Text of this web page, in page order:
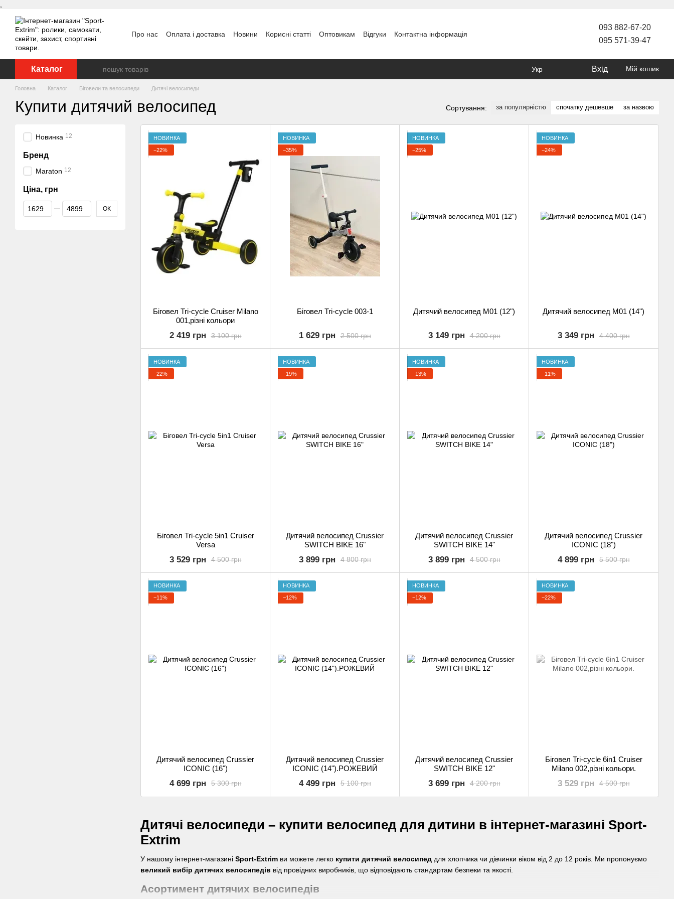
Перейти до основного контенту
Про нас Оплата і доставка Новини Кориcні статті Оптовикам Відгуки Контактна інформація
093 882-67-20
095 571-39-47
Каталог Укр Вхід Мій кошик
Головна Каталог Біговели та велосипеди Дитячі велосипеди
Купити дитячий велосипед Сортування: за популярністю спочатку дешевше за назвою
Дитячі велосипеди – купити велосипед для дитини в інтернет-магазині Sport-
Extrim
У нашому інтернет-магазині Sport-Extrim ви можете легко купити дитячий велосипед для хлопчика чи дівчинки віком від 2 до 12 років. Ми пропонуємо
великий вибір дитячих велосипедів від провідних виробників, що відповідають стандартам безпеки та якості.
Асортимент дитячих велосипедів
НОВИНКА
−22%
Біговел Tri-cycle Cruiser Milano
001,різні кольори
3 100 грн
2 419 грн
НОВИНКА
−35%
Біговел Tri-cycle 003-1
2 500 грн
1 629 грн
НОВИНКА
−25%
Дитячий велосипед M01 (12")
4 200 грн
3 149 грн
НОВИНКА
−24%
Дитячий велосипед M01 (14")
4 400 грн
3 349 грн
НОВИНКА
−22%
Біговел Tri-cycle 5in1 Cruiser
Versa
4 500 грн
3 529 грн
НОВИНКА
−19%
Дитячий велосипед Crussier
SWITCH BIKE 16"
4 800 грн
3 899 грн
НОВИНКА
−13%
Дитячий велосипед Crussier
SWITCH BIKE 14"
4 500 грн
3 899 грн
НОВИНКА
−11%
Дитячий велосипед Crussier
ICONIC (18")
5 500 грн
4 899 грн
НОВИНКА
−11%
Дитячий велосипед Crussier
ICONIC (16")
5 300 грн
4 699 грн
НОВИНКА
−12%
Дитячий велосипед Crussier
ICONIC (14").РОЖЕВИЙ
5 100 грн
4 499 грн
НОВИНКА
−12%
Дитячий велосипед Crussier
SWITCH BIKE 12"
4 200 грн
3 699 грн
НОВИНКА
−22%
Біговел Tri-cycle 6in1 Cruiser
Milano 002,різні кольори.
4 500 грн
3 529 грн
Новинка 12
Бренд
Maraton 12
Ціна, грн
Від Ціна, грн
До Ціна, грн ОК